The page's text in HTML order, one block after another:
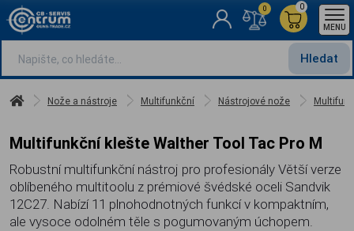
Hledat
0
0
MENU
Nože a nástroje Multifunkční Nástrojové nože
Multifunkční klešte Walther Tool Tac Pro M
Robustní multifunkční nástroj pro profesionály Větší verze
oblíbeného multitoolu z prémiové švédské oceli Sandvik
12C27. Nabízí 11 plnohodnotných funkcí v kompaktním,
ale vysoce odolném těle s pogumovaným úchopem.